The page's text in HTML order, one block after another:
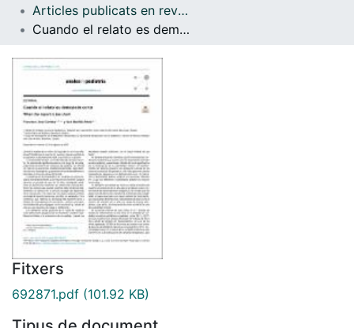
Articles publicats en revistes (Cirurgia i Especialitats Medicoquirúrgiques)
Cuando el relato es demasiado corto
Fitxers
692871.pdf (101.92 KB)